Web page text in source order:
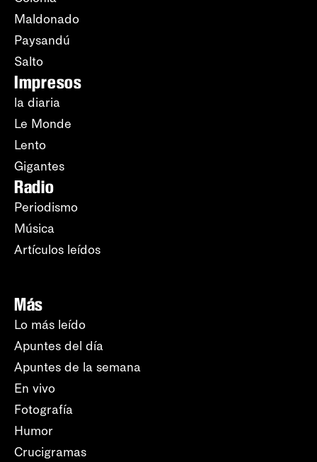
Maldonado
Paysandú
Salto
Impresos
la diaria
Le Monde
Lento
Gigantes
Radio
Periodismo
Música
Artículos leídos
Más
Lo más leído
Apuntes del día
Apuntes de la semana
En vivo
Fotografía
Humor
Crucigramas